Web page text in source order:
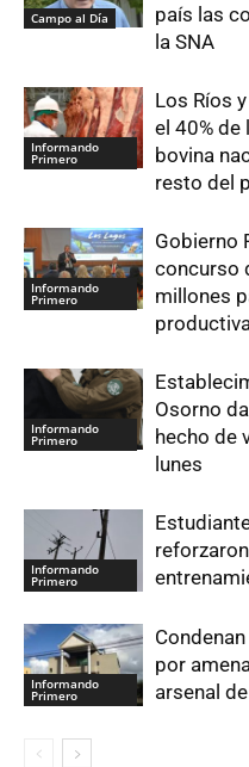
Campo al Día
país las
la SNA
Informando
Primero
Los Ríos
el 40%
bovina
resto del
Informando
Primero
Gobierno
concurso
millones
Informando
Primero
Osorno
hecho de
lunes
Informando
Primero
Informando
Primero
por
arsenal